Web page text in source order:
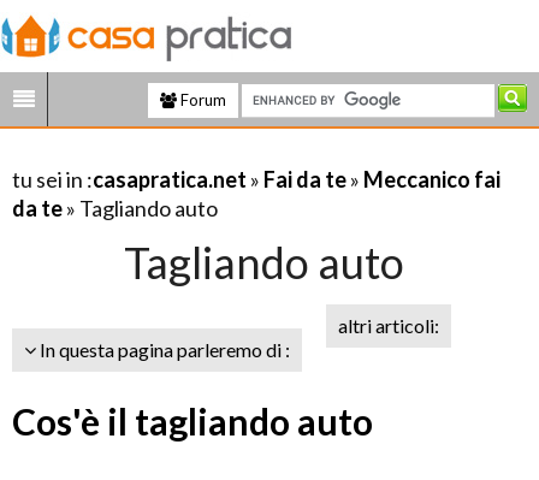
Forum
tu sei in :casapratica.net » Fai da te» Meccanico fai
da te» Tagliando auto
Tagliando auto
In questa pagina parleremo di :
altri articoli:
Cos'è il tagliando auto